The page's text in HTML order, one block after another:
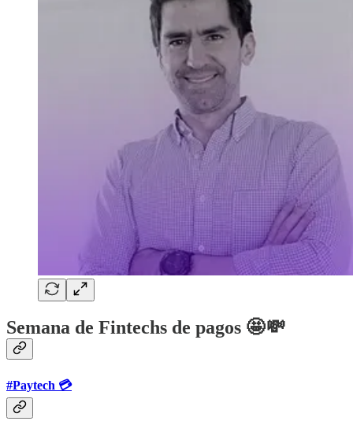
Semana de Fintechs de pagos 🤩 💸
#Paytech 💳